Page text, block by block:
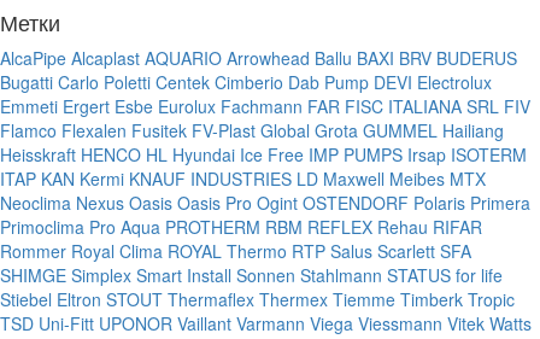
Метки
AlcaPipe Alcaplast AQUARIO Arrowhead Ballu BAXI BRV BUDERUS
Bugatti Carlo Poletti Centek Cimberio Dab Pump DEVI Electrolux
Emmeti Ergert Esbe Eurolux Fachmann FAR FISC ITALIANA SRL FIV
Flamco Flexalen Fusitek FV-Plast Global Grota GUMMEL Hailiang
Heisskraft HENCO HL Hyundai Ice Free IMP PUMPS Irsap ISOTERM
ITAP KAN Kermi KNAUF INDUSTRIES LD Maxwell Meibes MTX
Neoclima Nexus Oasis Oasis Pro Ogint OSTENDORF Polaris Primera
Primoclima Pro Aqua PROTHERM RBM REFLEX Rehau RIFAR
Rommer Royal Clima ROYAL Thermo RTP Salus Scarlett SFA
SHIMGE Simplex Smart Install Sonnen Stahlmann STATUS for life
Stiebel Eltron STOUT Thermaflex Thermex Tiemme Timberk Tropic
TSD Uni-Fitt UPONOR Vaillant Varmann Viega Viessmann Vitek Watts